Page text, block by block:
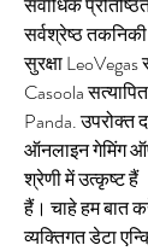
सर्वश्रेष्ठ तकनिकी
सुरक्षा LeoVegas
Casoola
Panda. उपरोक्त
ऑनलाइन गेमिंग
श्रेणी में उत्कृष्ट हैं
हैं। चाहे हम बात
व्यक्तिगत डेटा